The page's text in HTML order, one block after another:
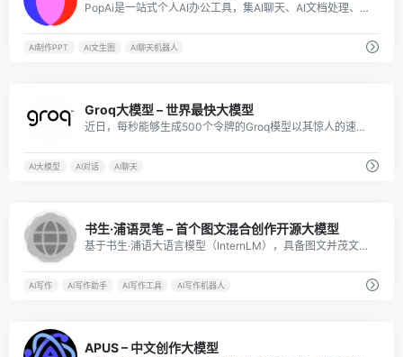
PopAi是一站式个人AI办公工具，集AI聊天、AI文档处理、AI写作、AI绘画、AI制作PPT等办公功能为一体。
AI制作PPT AI文生图 AI聊天机器人
Groq大模型 – 世界最快大模型
近日，每秒能够生成500个令牌的Groq模型以其惊人的速度，被誉为“全球速度之最的LLM”，迅速席卷全网。
AI大模型 AI对话 AI聊天
书生·浦语灵笔 – 首个图文混合创作开源大模型
基于书生·浦语大语言模型（InternLM），具备图文并茂文章的「一键生成」能力，接受视觉和语言模态输入，在图文对话方面表现十分优秀。
AI写作 AI写作助手 AI写作工具 AI写作机器人
APUS – 中文创作大模型